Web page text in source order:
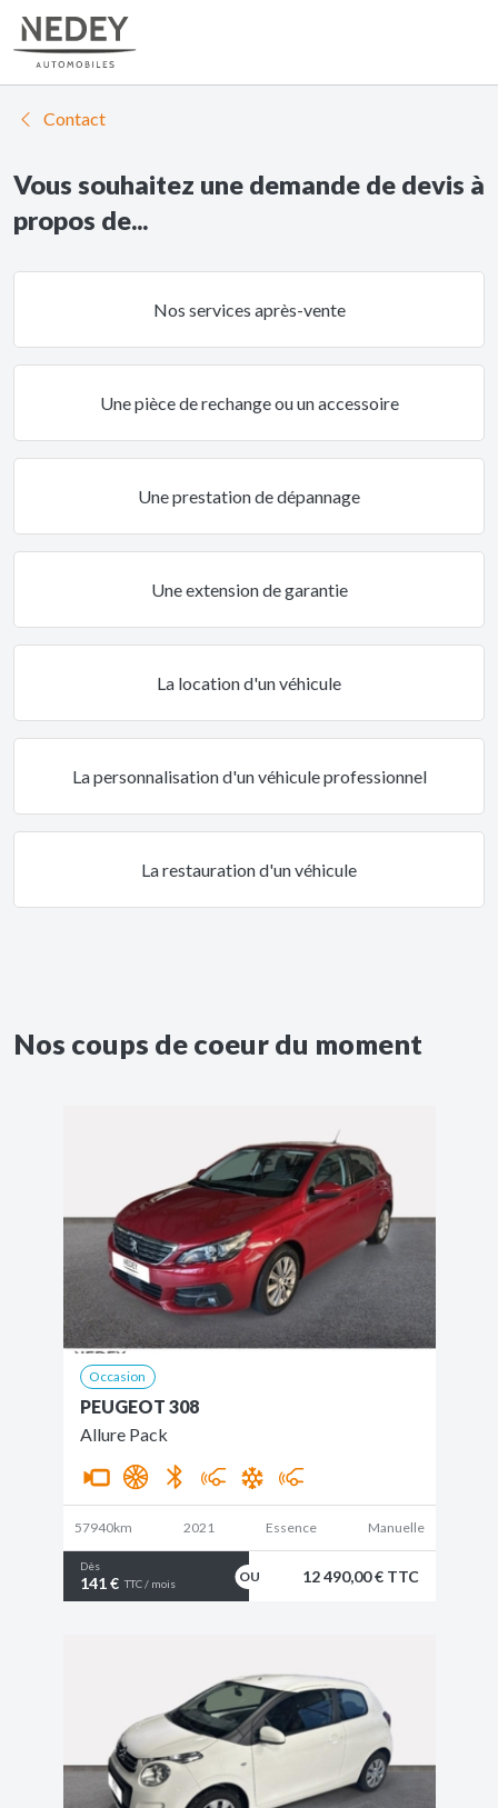
Contact
Vous souhaitez une demande de devis à
propos de...
Nos services après-vente
Une pièce de rechange ou un accessoire
Une prestation de dépannage
Une extension de garantie
La location d'un véhicule
La personnalisation d'un véhicule professionnel
La restauration d'un véhicule
Nos coups de coeur du moment
Occasion
PEUGEOT 308
Allure Pack
57940km 2021 Essence Manuelle
Dès
141 € TTC / mois 12 490,00 € TTC